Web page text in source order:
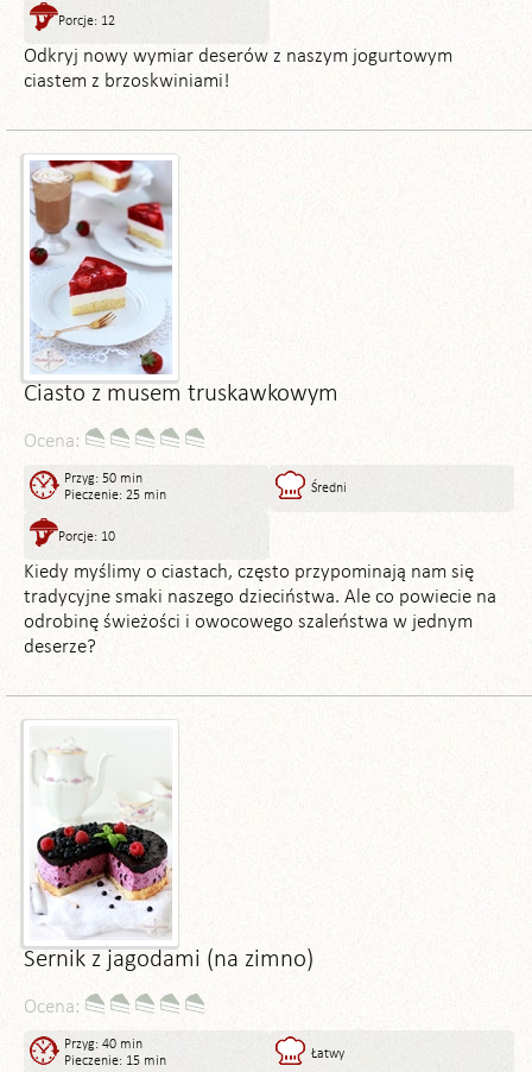
Porcje: 12
Odkryj nowy wymiar deserów z naszym jogurtowym
ciastem z brzoskwiniami!
Ciasto z musem truskawkowym
Ocena:
Przyg: 50 min
Pieczenie: 25 min
Średni
Porcje: 10
Kiedy myślimy o ciastach, często przypominają nam się
tradycyjne smaki naszego dzieciństwa. Ale co powiecie na
odrobinę świeżości i owocowego szaleństwa w jednym
deserze?
Sernik z jagodami (na zimno)
Ocena:
Przyg: 40 min
Pieczenie: 15 min
Łatwy